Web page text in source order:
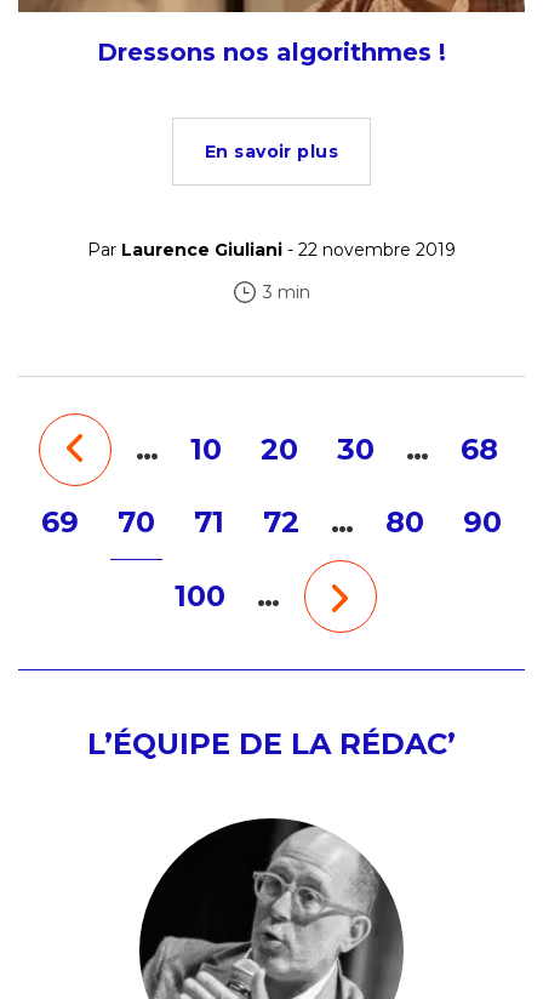
Dressons nos algorithmes !
En savoir plus
Par Laurence Giuliani - 22 novembre 2019
3 min
… 10 20 30 … 68
69 70 71 72 … 80 90
100 …
L’ÉQUIPE DE LA RÉDAC’